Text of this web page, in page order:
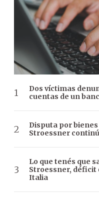
Dos víctimas
cuentas de un
Disputa por
Stroessner
Lo que tenés que
Stroessner,
Italia